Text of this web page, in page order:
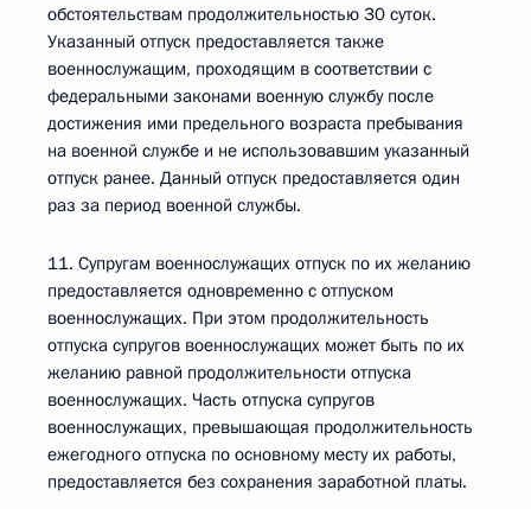
обстоятельствам продолжительностью 30 суток.
Указанный отпуск предоставляется также
военнослужащим, проходящим в соответствии с
федеральными законами военную службу после
достижения ими предельного возраста пребывания
на военной службе и не использовавшим указанный
отпуск ранее. Данный отпуск предоставляется один
раз за период военной службы.
11. Супругам военнослужащих отпуск по их желанию
предоставляется одновременно с отпуском
военнослужащих. При этом продолжительность
отпуска супругов военнослужащих может быть по их
желанию равной продолжительности отпуска
военнослужащих. Часть отпуска супругов
военнослужащих, превышающая продолжительность
ежегодного отпуска по основному месту их работы,
предоставляется без сохранения заработной платы.